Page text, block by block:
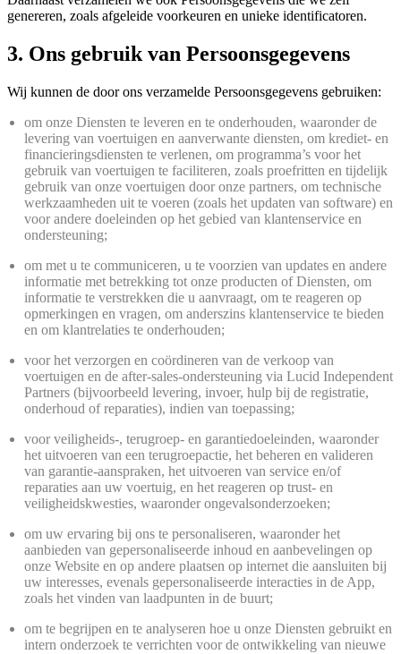
genereren, zoals afgeleide voorkeuren en unieke identificatoren.
3. Ons gebruik van Persoonsgegevens
Wij kunnen de door ons verzamelde Persoonsgegevens gebruiken:
om onze Diensten te leveren en te onderhouden, waaronder de
levering van voertuigen en aanverwante diensten, om krediet- en
financieringsdiensten te verlenen, om programma’s voor het
gebruik van voertuigen te faciliteren, zoals proefritten en tijdelijk
gebruik van onze voertuigen door onze partners, om technische
werkzaamheden uit te voeren (zoals het updaten van software) en
voor andere doeleinden op het gebied van klantenservice en
ondersteuning;
om met u te communiceren, u te voorzien van updates en andere
informatie met betrekking tot onze producten of Diensten, om
informatie te verstrekken die u aanvraagt, om te reageren op
opmerkingen en vragen, om anderszins klantenservice te bieden
en om klantrelaties te onderhouden;
voor het verzorgen en coördineren van de verkoop van
voertuigen en de after-sales‑ondersteuning via Lucid Independent
Partners (bijvoorbeeld levering, invoer, hulp bij de registratie,
onderhoud of reparaties), indien van toepassing;
voor veiligheids-, terugroep- en garantiedoeleinden, waaronder
het uitvoeren van een terugroepactie, het beheren en valideren
van garantie-aanspraken, het uitvoeren van service en/of
reparaties aan uw voertuig, en het reageren op trust- en
veiligheidskwesties, waaronder ongevalsonderzoeken;
om uw ervaring bij ons te personaliseren, waaronder het
aanbieden van gepersonaliseerde inhoud en aanbevelingen op
onze Website en op andere plaatsen op internet die aansluiten bij
uw interesses, evenals gepersonaliseerde interacties in de App,
zoals het vinden van laadpunten in de buurt;
om te begrijpen en te analyseren hoe u onze Diensten gebruikt en
intern onderzoek te verrichten voor de ontwikkeling van nieuwe